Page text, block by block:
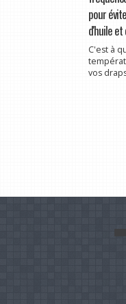
pour
d'huile
C'est à
vos